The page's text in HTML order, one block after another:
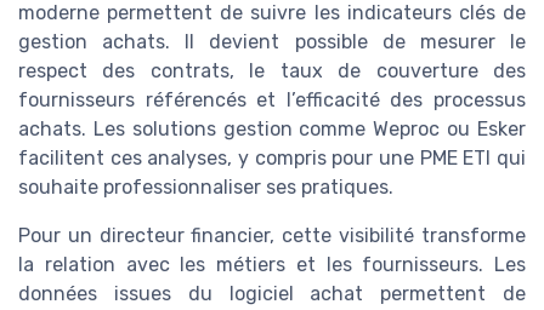
moderne permettent de suivre les indicateurs clés de
gestion achats. Il devient possible de mesurer le
respect des contrats, le taux de couverture des
fournisseurs référencés et l’efficacité des processus
achats. Les solutions gestion comme Weproc ou Esker
facilitent ces analyses, y compris pour une PME ETI qui
souhaite professionnaliser ses pratiques.
Pour un directeur financier, cette visibilité transforme
la relation avec les métiers et les fournisseurs. Les
données issues du logiciel achat permettent de